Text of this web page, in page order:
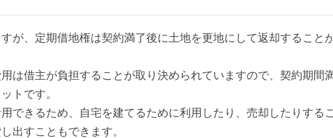
が、定期借地権は契約満了後に土地を更地にして返却すること
は借主が負担することが取り決められていますので、契約期間
トです。
できるため、自宅を建てるために利用したり、売却したりする
出すこともできます。